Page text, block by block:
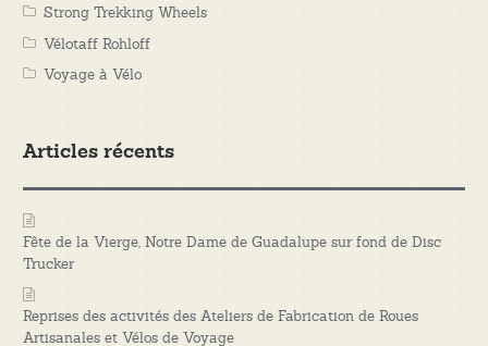
Strong Trekking Wheels
Vélotaff Rohloff
Voyage à Vélo
Articles récents
Fête de la Vierge, Notre Dame de Guadalupe sur fond de Disc
Trucker
Reprises des activités des Ateliers de Fabrication de Roues
Artisanales et Vélos de Voyage